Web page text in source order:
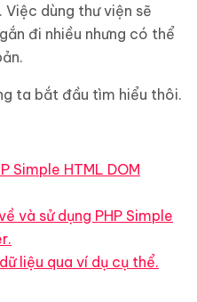
dùng thư viện sẽ
đi nhiều nhưng có thể
ta bắt đầu tìm hiểu thôi.
Simple HTML DOM
và sử dụng PHP Simple
liệu qua ví dụ cụ thể.